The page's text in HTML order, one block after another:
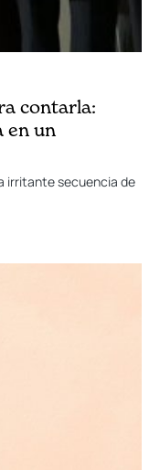
contarla:
en un
irritante secuencia de